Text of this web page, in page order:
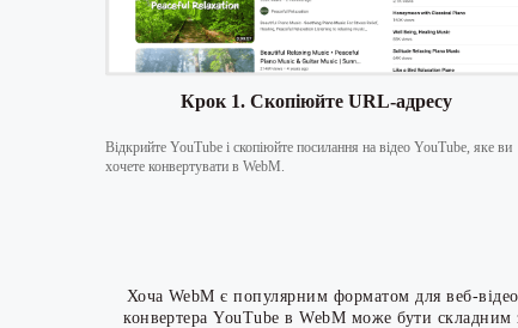
Крок 1. Скопіюйте URL-адресу
Відкрийте YouTube і скопіюйте посилання на відео YouTube, яке ви
хочете конвертувати в WebM.
Хоча WebM є популярним форматом для веб-
конвертера YouTube в WebM може бути